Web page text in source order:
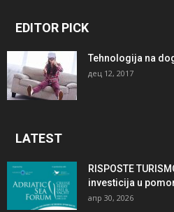
EDITOR PICK
Tehnologija na
дец 12, 2017
LATEST
RISPOSTE
investicija u
апр 30, 2026